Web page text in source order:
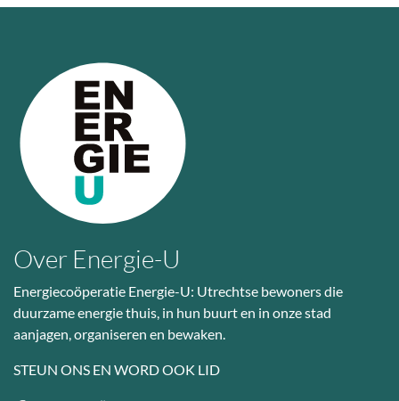
Over Energie-U
Energiecoöperatie Energie-U: Utrechtse bewoners die
duurzame energie thuis, in hun buurt en in onze stad
aanjagen, organiseren en bewaken.
STEUN ONS EN WORD OOK LID